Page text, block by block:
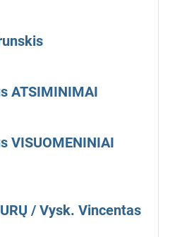
ATSIMINIMAI
VISUOMENINIAI
/ Vysk. Vincentas